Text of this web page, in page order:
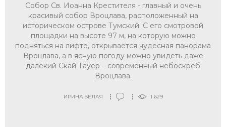
Собор Св. Иоанна Крестителя - главный и очень
красивый собор Вроцлава, расположенный на
историческом острове Тумский. С его смотровой
площадки на высоте 97 м, на которую можно
подняться на лифте, открывается чудесная панорама
Вроцлава, а в ясную погоду можно увидеть даже
далекий Скай Тауер – современный небоскреб
Вроцлава.
ИРИНА БЕЛАЯ 1 629